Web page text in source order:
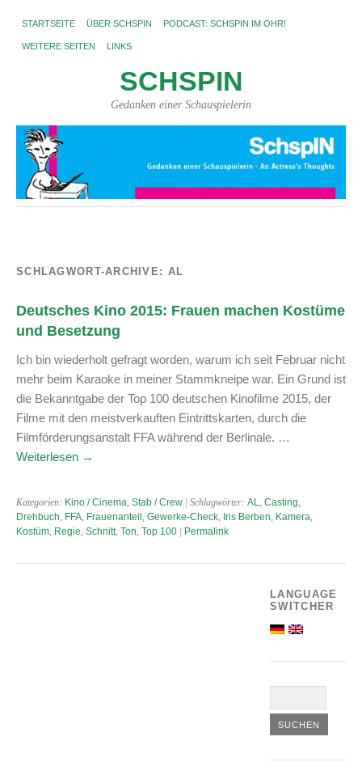
STARTSEITE ÜBER SCHSPIN PODCAST: SCHSPIN IM OHR!
WEITERE SEITEN LINKS
SCHSPIN
Gedanken einer Schauspielerin
SCHLAGWORT-ARCHIVE: AL
Deutsches Kino 2015: Frauen machen Kostüme
und Besetzung
Ich bin wiederholt gefragt worden, warum ich seit Februar nicht
mehr beim Karaoke in meiner Stammkneipe war. Ein Grund ist
die Bekanntgabe der Top 100 deutschen Kinofilme 2015, der
Filme mit den meistverkauften Eintrittskarten, durch die
Filmförderungsanstalt FFA während der Berlinale. …
Weiterlesen →
Kategorien: Kino / Cinema, Stab / Crew | Schlagwörter: AL, Casting,
Drehbuch, FFA, Frauenanteil , Gewerke-Check, Iris Berben, Kamera,
Kostüm, Regie, Schnitt, Ton, Top 100 Permalink
LANGUAGE
SWITCHER